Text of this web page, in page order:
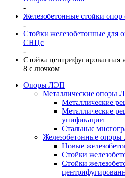
-
Железобетонные стойки опор
-
Стойки железобетонные для
СНЦс
-
Стойка центрифугированная
8 с лючком
Опоры ЛЭП
Металлические опоры
Металлические
Металлические
унификации
Стальные
Железобетонные
Новые
Стойки
Стойки